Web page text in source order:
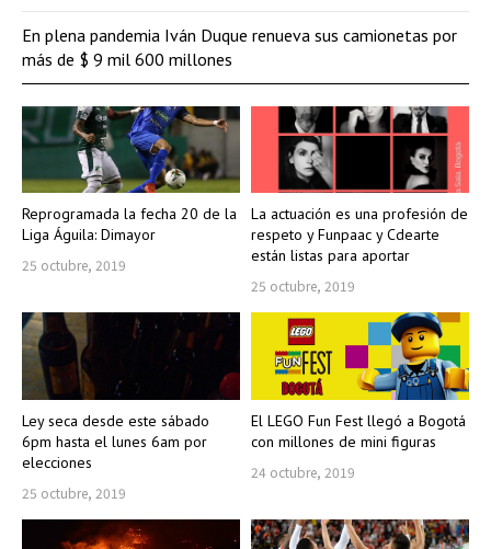
Reprogramada la fecha 20 de la
Liga Águila: Dimayor
25 octubre, 2019
La actuación es una profesión de
respeto y Funpaac y Cdearte
están listas para aportar
25 octubre, 2019
Ley seca desde este sábado
6pm hasta el lunes 6am por
elecciones
25 octubre, 2019
El LEGO Fun Fest llegó a Bogotá
con millones de mini figuras
24 octubre, 2019
En plena pandemia Iván Duque renueva sus camionetas por
más de $ 9 mil 600 millones